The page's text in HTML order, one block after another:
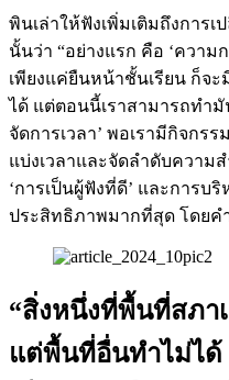
พินเล่าให้ฟังเพิ่มเติมถึงการ
นั้นว่า “อย่างแรก คือ ‘ความ
เพียงแค่ยืนหน้าชั้นเรียน ก็จ
ได้ แต่ตอนนี้เราสามารถทำมั
จัดการเวลา’ พอเรามีกิจกร
แบ่งเวลาและจัดลำดับความ
‘การเป็นผู้ฟังที่ดี’ และการบ
ประสิทธิภาพมากที่สุด โดยค
“สิ่งหนึ่งที่พื้นที่สภา
แต่พื้นที่อื่นทำไม่ไ